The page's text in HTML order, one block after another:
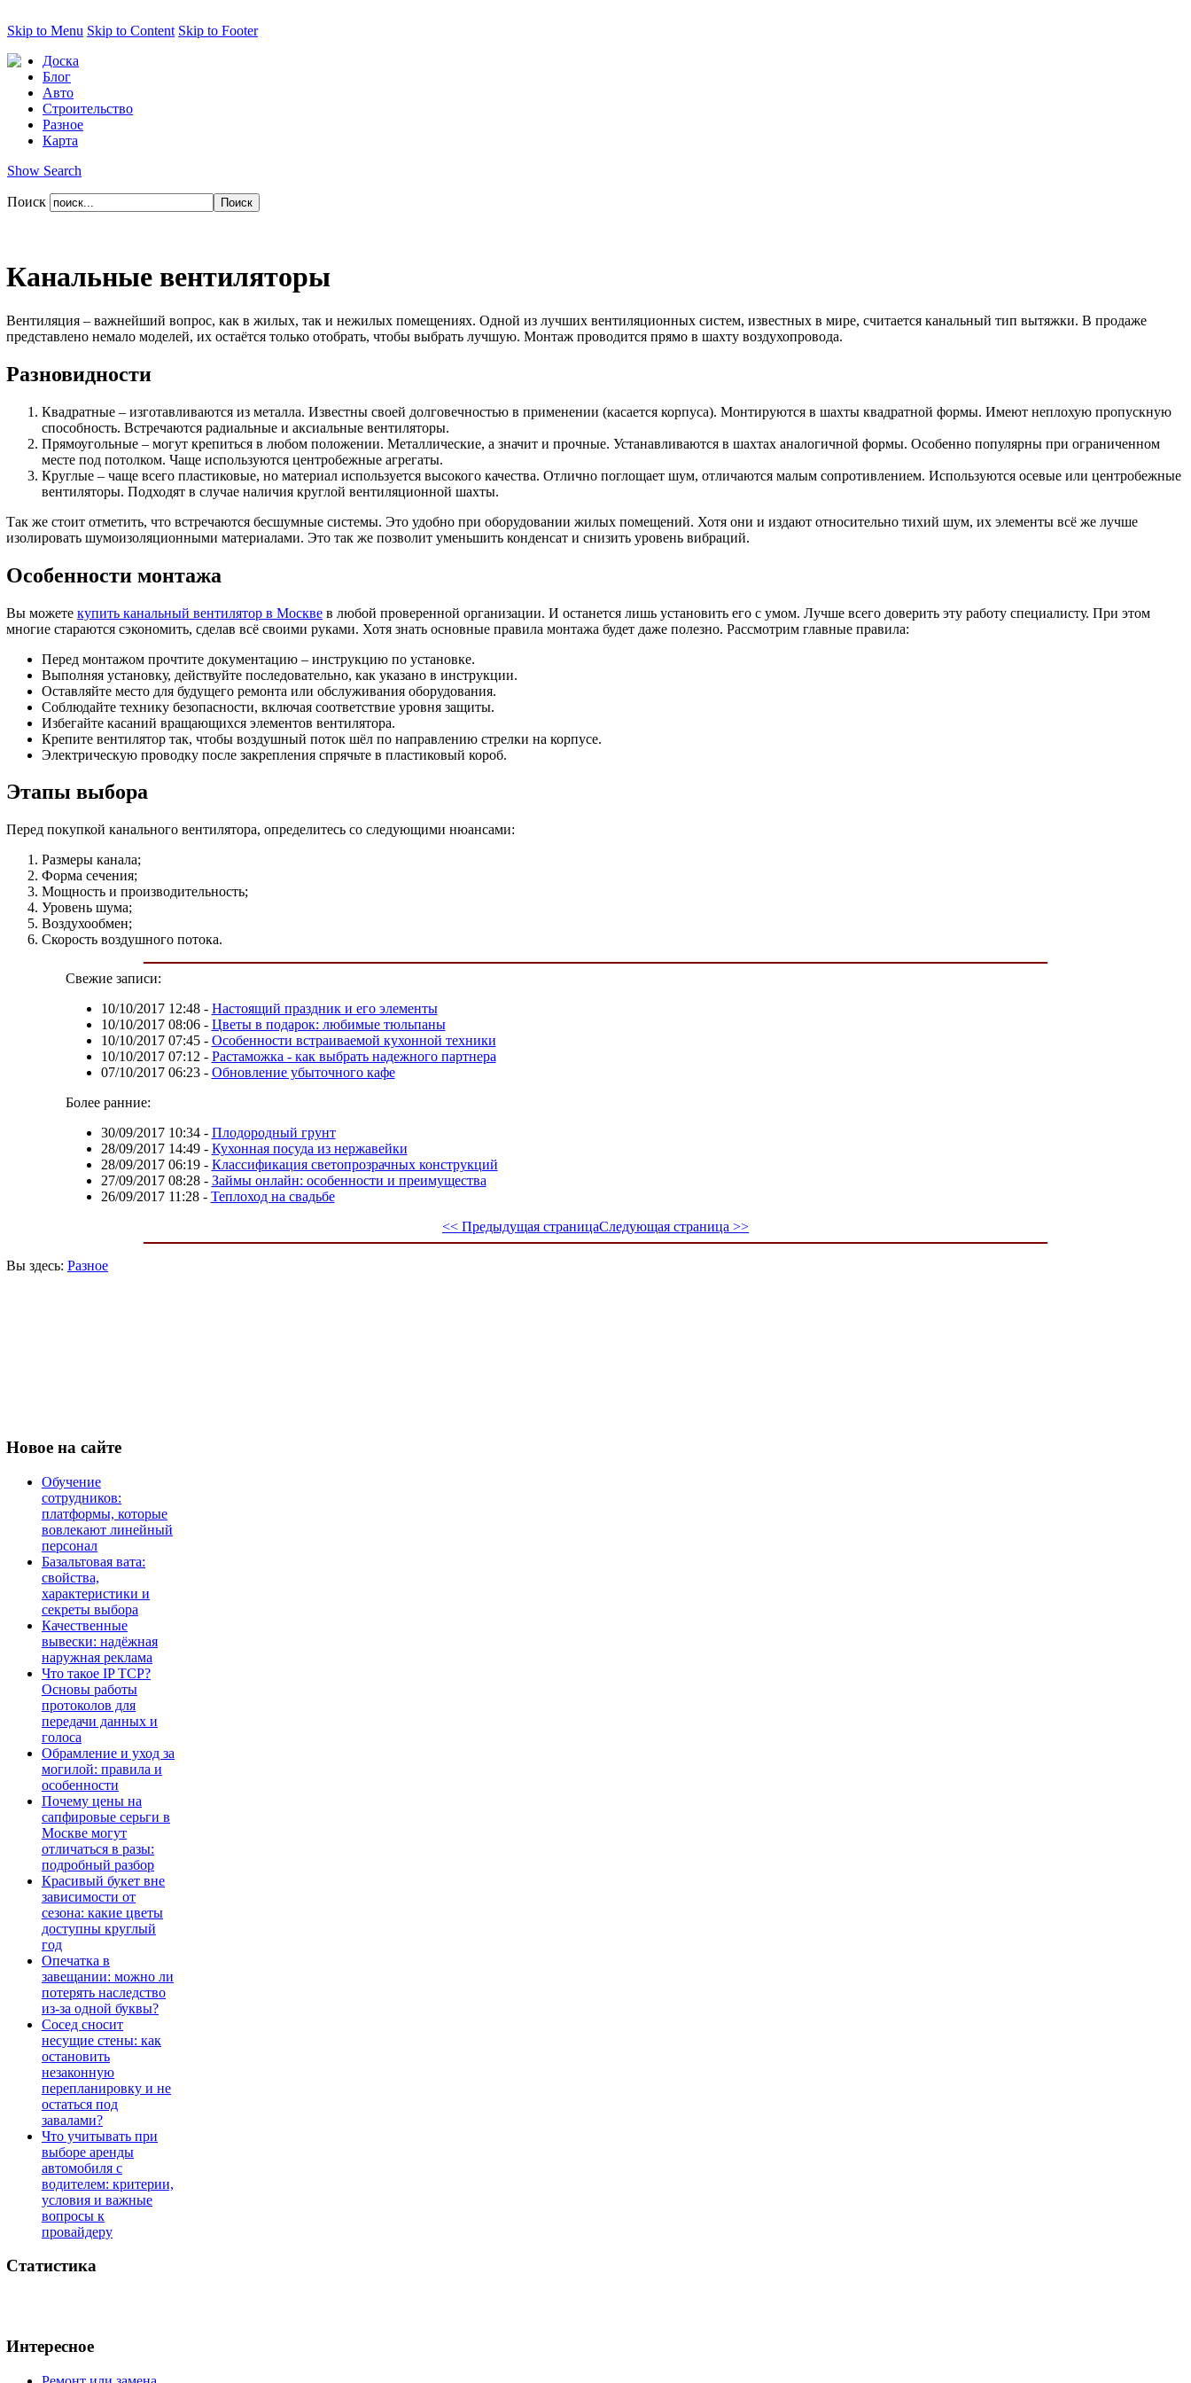
Skip to Menu Skip to Content Skip to Footer
Доска
Блог
Авто
Строительство
Разное
Карта
Show Search
Поиск
Канальные вентиляторы
Вентиляция – важнейший вопрос, как в жилых, так и нежилых помещениях. Одной из лучших вентиляционных систем, известных в мире, считается канальный тип вытяжки. В продаже
представлено немало моделей, их остаётся только отобрать, чтобы выбрать лучшую. Монтаж проводится прямо в шахту воздухопровода.
Разновидности
Квадратные – изготавливаются из металла. Известны своей долговечностью в применении (касается корпуса). Монтируются в шахты квадратной формы. Имеют неплохую пропускную
способность. Встречаются радиальные и аксиальные вентиляторы.
Прямоугольные – могут крепиться в любом положении. Металлические, а значит и прочные. Устанавливаются в шахтах аналогичной формы. Особенно популярны при ограниченном
месте под потолком. Чаще используются центробежные агрегаты.
Круглые – чаще всего пластиковые, но материал используется высокого качества. Отлично поглощает шум, отличаются малым сопротивлением. Используются осевые или центробежные
вентиляторы. Подходят в случае наличия круглой вентиляционной шахты.
Так же стоит отметить, что встречаются бесшумные системы. Это удобно при оборудовании жилых помещений. Хотя они и издают относительно тихий шум, их элементы всё же лучше
изолировать шумоизоляционными материалами. Это так же позволит уменьшить конденсат и снизить уровень вибраций.
Особенности монтажа
Вы можете купить канальный вентилятор в Москве в любой проверенной организации. И останется лишь установить его с умом. Лучше всего доверить эту работу специалисту. При этом
многие стараются сэкономить, сделав всё своими руками. Хотя знать основные правила монтажа будет даже полезно. Рассмотрим главные правила:
Перед монтажом прочтите документацию – инструкцию по установке.
Выполняя установку, действуйте последовательно, как указано в инструкции.
Оставляйте место для будущего ремонта или обслуживания оборудования.
Соблюдайте технику безопасности, включая соответствие уровня защиты.
Избегайте касаний вращающихся элементов вентилятора.
Крепите вентилятор так, чтобы воздушный поток шёл по направлению стрелки на корпусе.
Электрическую проводку после закрепления спрячьте в пластиковый короб.
Этапы выбора
Перед покупкой канального вентилятора, определитесь со следующими нюансами:
Размеры канала;
Форма сечения;
Мощность и производительность;
Уровень шума;
Воздухообмен;
Скорость воздушного потока.
Свежие записи:
10/10/2017 12:48- Настоящий праздник и его элементы
10/10/2017 08:06- Цветы в подарок: любимые тюльпаны
10/10/2017 07:45- Особенности встраиваемой кухонной техники
10/10/2017 07:12 - Растаможка - как выбрать надежного партнера
07/10/2017 06:23- Обновление убыточного кафе
Более ранние:
30/09/2017 10:34- Плодородный грунт
28/09/2017 14:49- Кухонная посуда из нержавейки
28/09/2017 06:19- Классификация светопрозрачных конструкций
27/09/2017 08:28- Займы онлайн: особенности и преимущества
26/09/2017 11:28- Теплоход на свадьбе
<< Предыдущая страницаСледующая страница >>
Вы здесь: Разное
Новое на сайте
Обучение
сотрудников:
платформы, которые
вовлекают линейный
персонал
Базальтовая вата:
свойства,
характеристики и
секреты выбора
Качественные
вывески: надёжная
наружная реклама
Что такое IP TCP?
Основы работы
протоколов для
передачи данных и
голоса
Обрамление и уход за
могилой: правила и
особенности
Почему цены на
сапфировые серьги в
Москве могут
отличаться в разы:
подробный разбор
Красивый букет вне
зависимости от
сезона: какие цветы
доступны круглый
год
Опечатка в
завещании: можно ли
потерять наследство
из-за одной буквы?
Сосед сносит
несущие стены: как
остановить
незаконную
перепланировку и не
остаться под
завалами?
Что учитывать при
выборе аренды
автомобиля с
водителем: критерии,
условия и важные
вопросы к
провайдеру
Статистика
Интересное